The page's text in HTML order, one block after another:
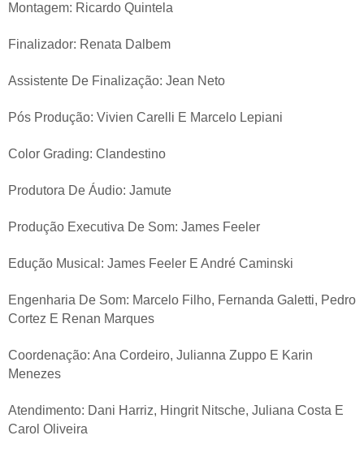
Montagem: Ricardo Quintela
Finalizador: Renata Dalbem
Assistente De Finalização: Jean Neto
Pós Produção: Vivien Carelli E Marcelo Lepiani
Color Grading: Clandestino
Produtora De Áudio: Jamute
Produção Executiva De Som: James Feeler
Edução Musical: James Feeler E André Caminski
Engenharia De Som: Marcelo Filho, Fernanda Galetti, Pedro
Cortez E Renan Marques
Coordenação: Ana Cordeiro, Julianna Zuppo E Karin
Menezes
Atendimento: Dani Harriz, Hingrit Nitsche, Juliana Costa E
Carol Oliveira